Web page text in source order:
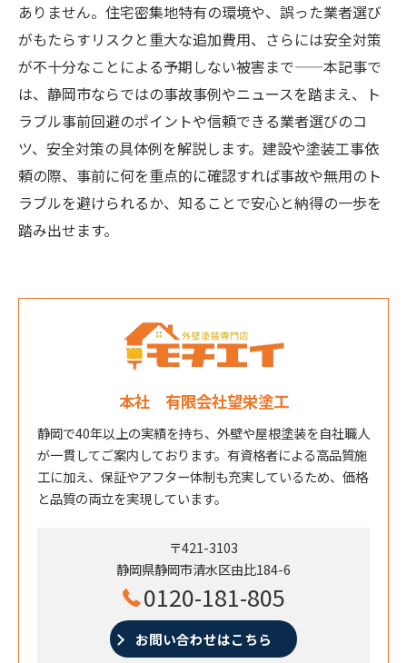
ありません。住宅密集地特有の環境や、誤った業者選び
がもたらすリスクと重大な追加費用、さらには安全対策
が不十分なことによる予期しない被害まで——本記事で
は、静岡市ならではの事故事例やニュースを踏まえ、ト
ラブル事前回避のポイントや信頼できる業者選びのコ
ツ、安全対策の具体例を解説します。建設や塗装工事依
頼の際、事前に何を重点的に確認すれば事故や無用のト
ラブルを避けられるか、知ることで安心と納得の一歩を
踏み出せます。
本社 有限会社望栄塗工
静岡で40年以上の実績を持ち、外壁や屋根塗装を自社職人
が一貫してご案内しております。有資格者による高品質施
工に加え、保証やアフター体制も充実しているため、価格
と品質の両立を実現しています。
〒421-3103
静岡県静岡市清水区由比184-6
0120-181-805
お問い合わせはこちら